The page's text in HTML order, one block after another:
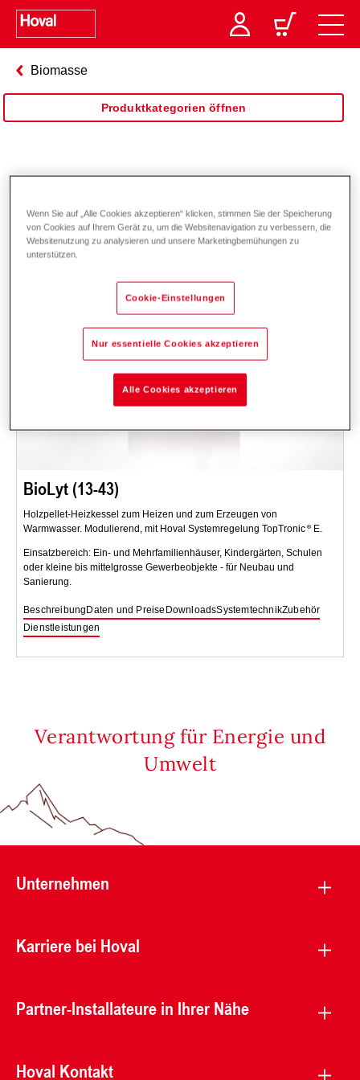
Biomasse
Produktkategorien öffnen
BioLyt (13-43)
Holzpellet-Heizkessel zum Heizen und zum Erzeugen von
Warmwasser. Modulierend, mit Hoval Systemregelung TopTronic
E.
Einsatzbereich: Ein- und Mehrfamilienhäuser, Kindergärten, Schulen
oder kleine bis mittelgrosse Gewerbeobjekte - für Neubau und
Sanierung.
Beschreibung Daten und Preise DownloadsSystemtechnikZubehör
Dienstleistungen
Verantwortung für Energie und
Umwelt
Unternehmen
Karriere bei Hoval
Partner-Installateure in Ihrer Nähe
Hoval Kontakt
Wenn Sie auf „Alle Cookies akzeptieren“ klicken, stimmen Sie der Speicherung
von Cookies auf Ihrem Gerät zu, um die Websitenavigation zu verbessern, die
Websitenutzung zu analysieren und unsere Marketingbemühungen zu
unterstützen.
Cookie-Einstellungen
Nur essentielle Cookies akzeptieren
Alle Cookies akzeptieren